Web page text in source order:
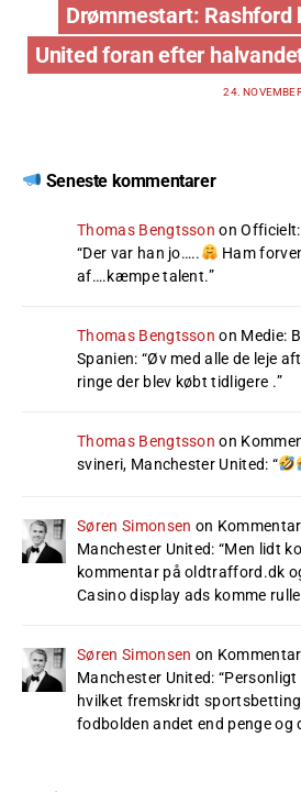
Drømmestart: Rashford
United foran efter
24.
Seneste kommentarer
Thomas Bengtsson on
“Der var han jo…..
Ham
af….kæmpe talent.”
Thomas Bengtsson on Medie:
Spanien: “Øv med alle de leje
ringe der blev købt tidligere .”
Thomas Bengtsson on
svineri, Manchester United: “
Søren Simonsen on
Manchester United: “Men lidt
kommentar på oldtrafford.dk
Casino display ads komme
Søren Simonsen on
Manchester United: “Personligt
hvilket fremskridt
fodbolden andet end penge og